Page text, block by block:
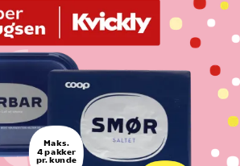
Maks.
4 pakker
pr. kunde